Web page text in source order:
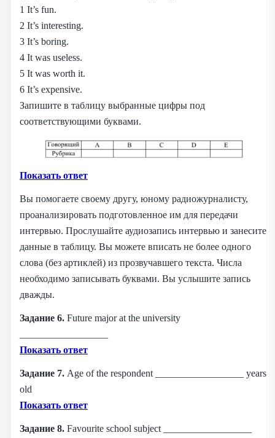
1 It’s fun.
2 It’s interesting.
3 It’s boring.
4 It was useless.
5 It was worth it.
6 It’s expensive.
Запишите в таблицу выбранные цифры под
соответствующими буквами.
Показать ответ
Вы помогаете своему другу, юному радиожурналисту,
проанализировать подготовленное им для передачи
интервью. Прослушайте аудиозапись интервью и занесите
данные в таблицу. Вы можете вписать не более одного
слова (без артиклей) из прозвучавшего текста. Числа
необходимо записывать буквами. Вы услышите запись
дважды.
Задание 6. Future major at the university
Показать ответ
Задание 7. Age of the respondent __________________ years
old
Показать ответ
Задание 8. Favourite school subject __________________